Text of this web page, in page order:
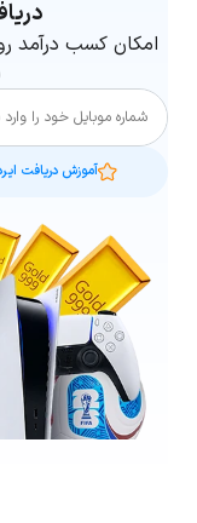
امکان کسب درآمد
شماره موبایل
آموزش دریافت